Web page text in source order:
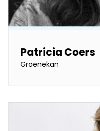
Patricia Coers
Groenekan